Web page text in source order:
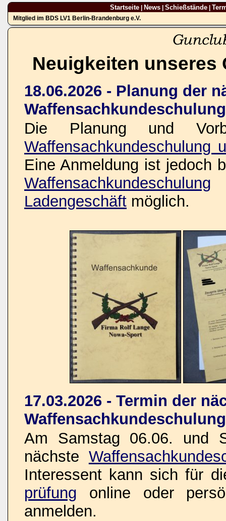
Startseite| News| Schießstände|
Mitglied im BDS LV1 Berlin-Brandenburg e.V.
Neuigkeiten unseres
18.06.2026 - Planung der
Die Planung und
Waffensachkundeschulung
Eine Anmeldung ist jedoch
Waffensachkundeschulung
Ladengeschäft möglich.
17.03.2026 - Termin der
Am Samstag 06.06. und
nächste
Interessent kann sich für
prüfung online oder
anmelden.